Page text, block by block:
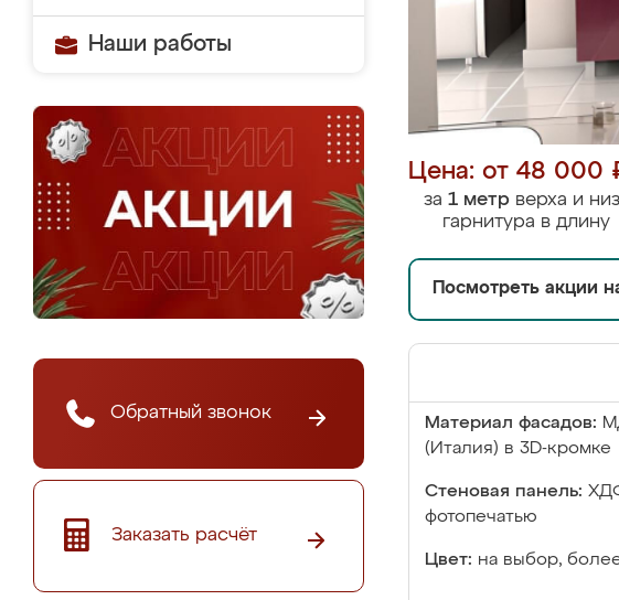
Наши работы
Обратный звонок
Заказать расчёт
Цена: от 48 000
за 1 метрверха и
гарнитура в длину
Посмотреть акции
Материал фасадов:
(Италия) в 3D-кромке
Стеновая панель:
фотопечатью
Цвет: на выбор,